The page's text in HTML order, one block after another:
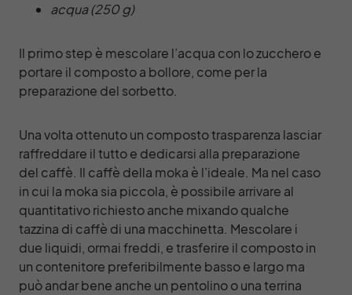
acqua (250 g)
Il primo step è mescolare l’acqua con lo zucchero e
portare il composto a bollore, come per la
preparazione del sorbetto.
Una volta ottenuto un composto trasparenza lasciar
raffreddare il tutto e dedicarsi alla preparazione
del caffè. Il caffè della moka è l’ideale. Ma nel caso
in cui la moka sia piccola, è possibile arrivare al
quantitativo richiesto anche mixando qualche
tazzina di caffè di una macchinetta. Mescolare i
due liquidi, ormai freddi, e trasferire il composto in
un contenitore preferibilmente basso e largo ma
può andar bene anche un pentolino o una terrina